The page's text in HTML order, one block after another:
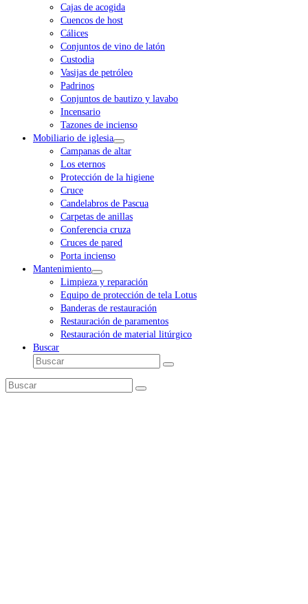
Cajas de acogida
Cuencos de host
Cálices
Conjuntos de vino de latón
Custodia
Vasijas de petróleo
Padrinos
Conjuntos de bautizo y lavabo
Incensario
Tazones de incienso
Mobiliario de iglesia
Campanas de altar
Los eternos
Protección de la higiene
Cruce
Candelabros de Pascua
Carpetas de anillas
Conferencia cruza
Cruces de pared
Porta incienso
Mantenimiento
Limpieza y reparación
Equipo de protección de tela Lotus
Banderas de restauración
Restauración de paramentos
Restauración de material litúrgico
Buscar
Buscar
Enviar
Buscar
Enviar